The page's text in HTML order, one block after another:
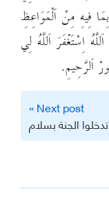
Next post »
تدخلوا الجنة بسلام